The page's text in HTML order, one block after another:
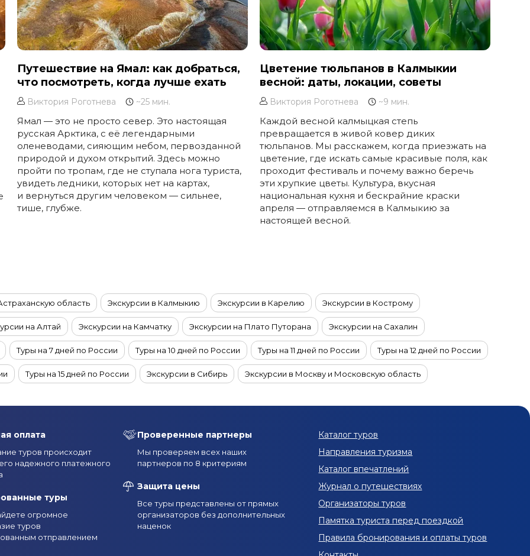
Путешествие на Ямал: как добраться,
что посмотреть, когда лучше ехать
Виктория Роготнева ~25 мин.
Ямал — это не просто север. Это настоящая
русская Арктика, с её легендарными
оленеводами, сияющим небом, первозданной
природой и духом открытий. Здесь можно
пройти по тропам, где не ступала нога туриста,
увидеть ледники, которых нет на картах,
и вернуться другим человеком — сильнее,
тише, глубже.
Цветение тюльпанов в Калмыкии
весной: даты, локации, советы
Виктория Роготнева ~9 мин.
Каждой весной калмыцкая степь
превращается в живой ковер диких
тюльпанов. Мы расскажем, когда приезжать на
цветение, где искать самые красивые поля, как
проходит фестиваль и почему важно беречь
эти хрупкие цветы. Культура, вкусная
национальная кухня и бескрайние краски
апреля — отправляемся в Калмыкию за
настоящей весной.
область Экскурсии в Калмыкию Экскурсии в Карелию Экскурсии в Кострому
на Алтай Экскурсии на Камчатку Экскурсии на Плато Путорана Экскурсии на Сахалин
Туры на 7 дней по России Туры на 10 дней по России Туры на 11 дней по России Туры на 12 дней по России
Туры на 15 дней по России Экскурсии в Сибирь Экскурсии в Москву и Московскую область
в Якутске Экскурсии на Ямал Экскурсии на Кольский полуостров Экскурсии в Мурманске и области
Туры с экскурсиями в Мурманск и область летом Туры с экскурсиями в Мурманск и область в декабре
Туры с экскурсиями в Мурманск и область в феврале Туры с экскурсиями в Мурманск и область в марте
Экскурсии в Териберку
оплата
туров происходит
надежного платежного
туры
огромное
туров
отправлением
Проверенные партнеры
Мы проверяем всех наших
партнеров по 8 критериям
Защита цены
Все туры представлены от прямых
организаторов без дополнительных
наценок
Каталог туров
Направления туризма
Каталог впечатлений
Журнал о путешествиях
Организаторы туров
Памятка туриста перед поездкой
Правила бронирования и оплаты туров